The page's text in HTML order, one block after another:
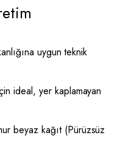
uygun teknik
ideal, yer kaplamayan
beyaz kağıt (Pürüzsüz